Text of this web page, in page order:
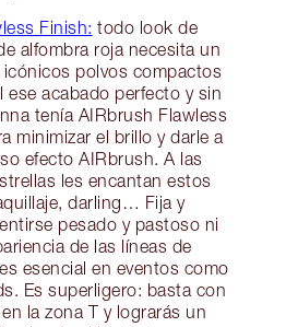
Finish: todo look de
alfombra roja necesita un
icónicos polvos compactos
ese acabado perfecto y sin
tenía AIRbrush Flawless
minimizar el brillo y darle a
efecto AIRbrush. A las
les encantan estos
darling… Fija y
pesado y pastoso ni
de las líneas de
esencial en eventos como
Es superligero: basta con
la zona T y lograrás un